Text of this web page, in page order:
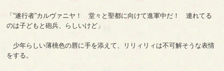
「“遂行者”カルヴァニヤ！ 堂々と聖都に向けて進軍中だ！ 連れてる
のは子どもと砲兵、らしいけど」
少年らしい薄桃色の唇に手を添えて、リリィリィは不可解そうな表情
をする。